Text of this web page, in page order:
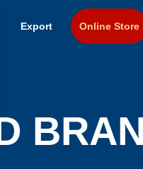
Export Online Store